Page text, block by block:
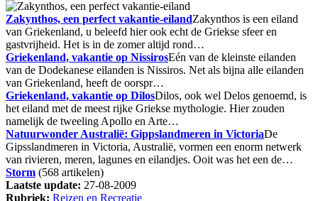
Zakynthos, een perfect vakantie-eilandZakynthos is een eiland
van Griekenland, u beleefd hier ook echt de Griekse sfeer en
gastvrijheid. Het is in de zomer altijd rond…
Griekenland, vakantie op NissirosEén van de kleinste eilanden
van de Dodekanese eilanden is Nissiros. Net als bijna alle eilanden
van Griekenland, heeft de oorspr…
Griekenland, vakantie op DilosDilos, ook wel Delos genoemd, is
het eiland met de meest rijke Griekse mythologie. Hier zouden
namelijk de tweeling Apollo en Arte…
Natuurwonder Australië: Gippslandmeren in VictoriaDe
Gipsslandmeren in Victoria, Australië, vormen een enorm netwerk
van rivieren, meren, lagunes en eilandjes. Ooit was het een de…
Storm (568 artikelen)
Laatste update: 27-08-2009
Rubriek: Reizen en Recreatie